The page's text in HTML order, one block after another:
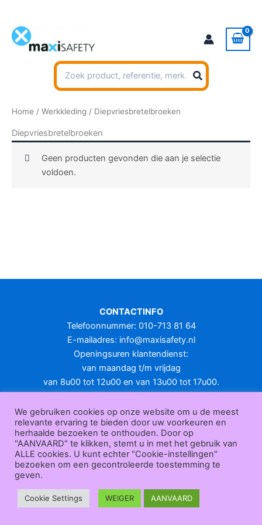
inhoud
Zoeken
naar:
Home / Werkkleding / Diepvriesbretelbroeken
Diepvriesbretelbroeken
Geen producten gevonden die aan je selectie
voldoen.
CONTACTINFO
Telefoonnummer: 010-713 81 64
E-mailadres: info@maxisafety.nl
Openingsuren klantendienst:
van maandag t/m vrijdag
van 8u00 tot 12u00 en van 13u00 tot 17u00.
KLANTENSERVICE
Over
ons|Bedrijfsgegevens| F.A.Q.|Bestelprocedure | Betaling
ending | Retourneren|Herroepingsrecht|Herroepingsfunctie
ederverkoop|Bedrukken|Contact
Algemene voorwaarden
Maxisafety.nl © 2026
We gebruiken cookies op onze website om u de meest
relevante ervaring te bieden door uw voorkeuren en
herhaalde bezoeken te onthouden. Door op
"AANVAARD" te klikken, stemt u in met het gebruik van
ALLE cookies. U kunt echter "Cookie-instellingen"
bezoeken om een gecontroleerde toestemming te
geven.
Cookie Settings WEIGER AANVAARD